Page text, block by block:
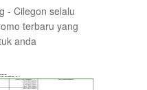
- Cilegon selalu
terbaru yang
anda